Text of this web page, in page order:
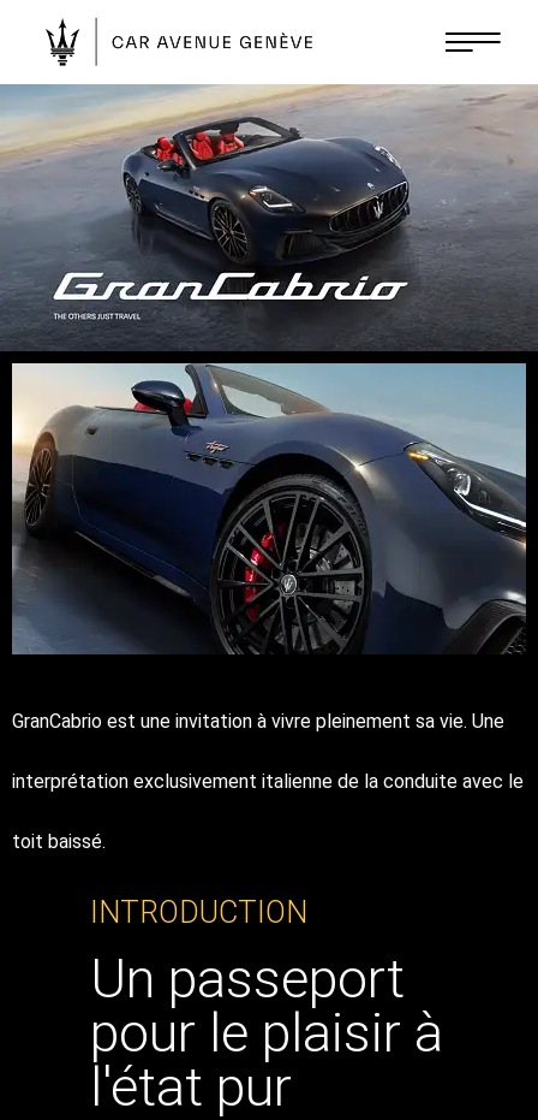
GranCabrio est une invitation à vivre pleinement sa vie. Une
interprétation exclusivement italienne de la conduite avec le
toit baissé.
INTRODUCTION
Un passeport
pour le plaisir à
l'état pur